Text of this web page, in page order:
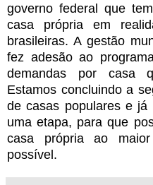
governo federal que
casa própria em
brasileiras. A gestão
fez adesão ao
demandas por casa
Estamos concluindo a
de casas populares e já
uma etapa, para que
casa própria ao
possível.